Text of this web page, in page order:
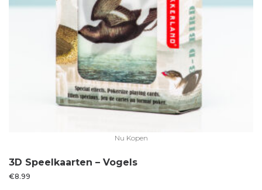
Nu Kopen
3D Speelkaarten – Vogels
€8.99